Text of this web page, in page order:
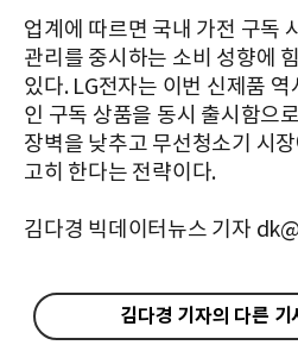
업계에 따르면 국내 가전 구독
관리를 중시하는 소비 성향에
있다. LG전자는 이번 신제품
인 구독 상품을 동시 출시함으
장벽을 낮추고 무선청소기 시
고히 한다는 전략이다.
김다경 빅데이터뉴스 기자
김다경 기자의 다른 기